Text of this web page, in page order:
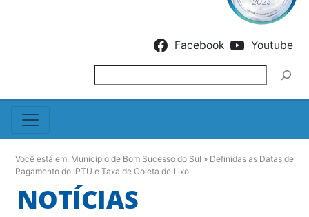
Facebook Youtube
Você está em: Município de Bom Sucesso do Sul » Definidas as Datas de
Pagamento do IPTU e Taxa de Coleta de Lixo
NOTÍCIAS